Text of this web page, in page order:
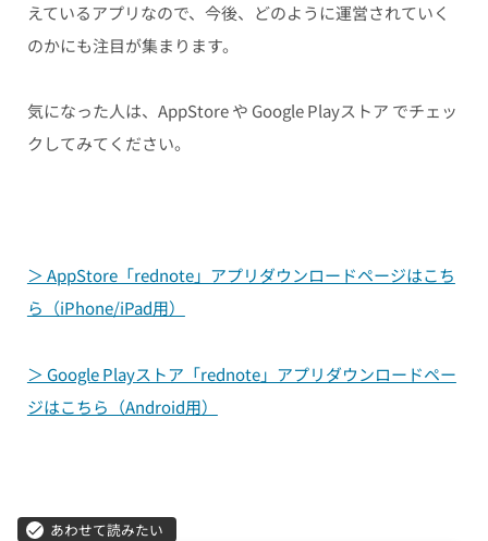
えているアプリなので、今後、どのように運営されていく
のかにも注目が集まります。
気になった人は、AppStore や Google Playストア でチェッ
クしてみてください。
＞ AppStore「rednote」アプリダウンロードページはこち
ら（iPhone/iPad用）
＞ Google Playストア「rednote」アプリダウンロードペー
ジはこちら（Android用）